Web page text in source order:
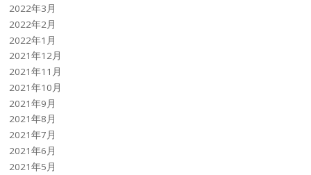
2022年3月
2022年2月
2022年1月
2021年12月
2021年11月
2021年10月
2021年9月
2021年8月
2021年7月
2021年6月
2021年5月